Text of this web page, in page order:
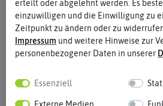
die schönsten Blumen für Ihren
Seit über 150 Jahren steht Benary für
Gegründet wurde das Unternehmen
Benary, einem hessischen
weltweit agiert. Im Laufe der Zeit hat
immer wieder neu erfunden und
erteilt oder abgelehnt werden. Es
einzuwilligen und die Einwilligung zu
Zeitpunkt zu ändern oder zu
Impressum und weitere Hinweise zur
personenbezogener Daten in unserer
Essenziell